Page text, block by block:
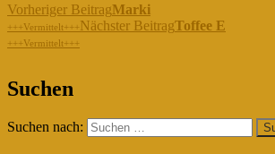
Vorheriger BeitragMarki
+++Vermittelt+++Nächster BeitragToffee E
+++Vermittelt+++
"Gemeinsam für die Hunde in
Rumänien!"
Suchen
Suchen nach: